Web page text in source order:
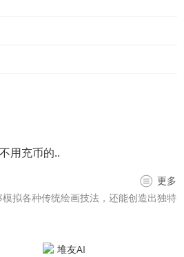
不用充币的..
更多
拟各种传统绘画技法，还能创造出独特